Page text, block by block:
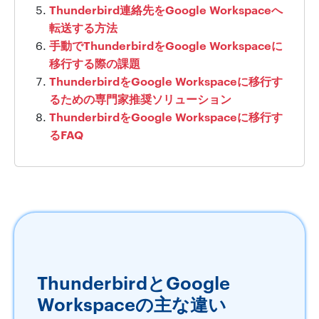
Thunderbird連絡先をGoogle Workspaceへ
転送する方法
手動でThunderbirdをGoogle Workspaceに
移行する際の課題
ThunderbirdをGoogle Workspaceに移行す
るための専門家推奨ソリューション
ThunderbirdをGoogle Workspaceに移行す
るFAQ
ThunderbirdとGoogle
Workspaceの主な違い